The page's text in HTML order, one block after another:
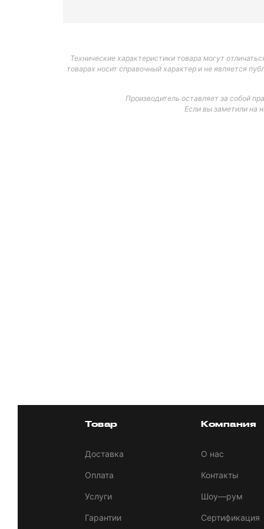
Технические характеристики товара могут
товарах носит справочный характер и не является
Производитель оставляет за собой
Если вы заметили на
Товар
Доставка
Оплата
Услуги
Гарантии
Компания
О нас
Контакты
Шоу—рум
Сертификация